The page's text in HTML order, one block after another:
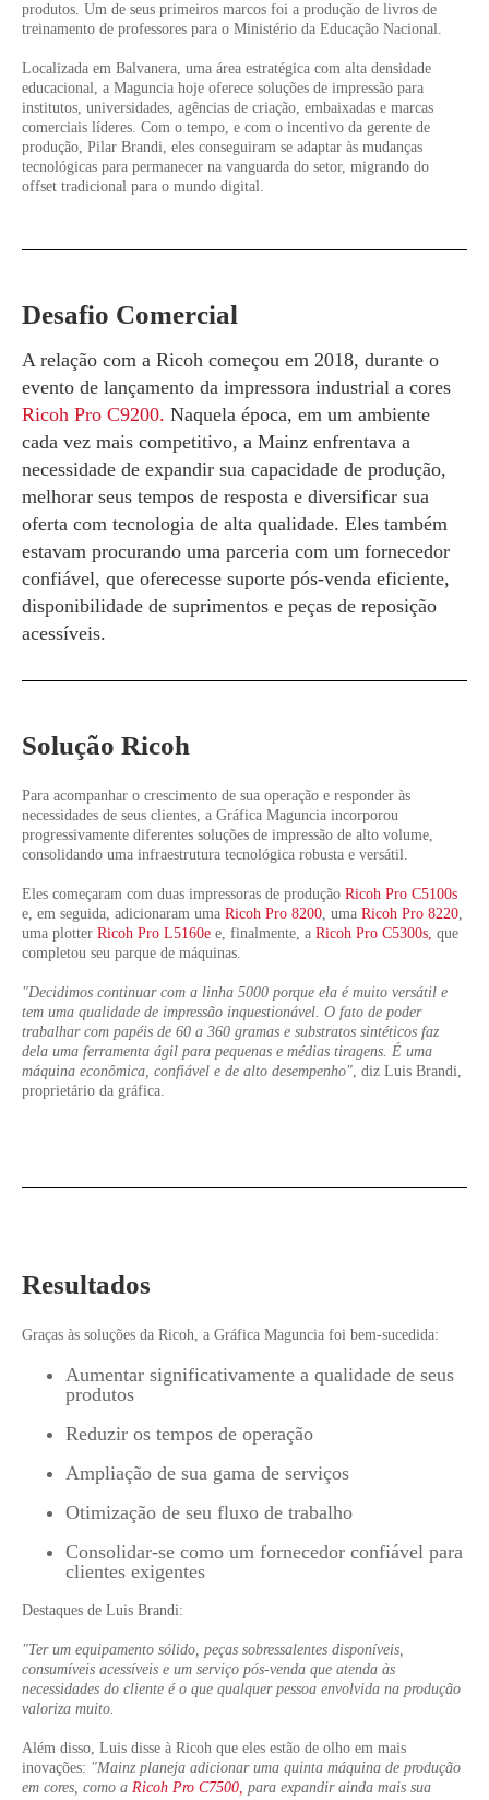
produtos. Um de seus primeiros marcos foi a produção de livros de
treinamento de professores para o Ministério da Educação Nacional.
Localizada em Balvanera, uma área estratégica com alta densidade
educacional, a Maguncia hoje oferece soluções de impressão para
institutos, universidades, agências de criação, embaixadas e marcas
comerciais líderes. Com o tempo, e com o incentivo da gerente de
produção, Pilar Brandi, eles conseguiram se adaptar às mudanças
tecnológicas para permanecer na vanguarda do setor, migrando do
offset tradicional para o mundo digital.
Desafio Comercial
A relação com a Ricoh começou em 2018, durante o
evento de lançamento da impressora industrial a cores
Ricoh Pro C9200. Naquela época, em um ambiente
cada vez mais competitivo, a Mainz enfrentava a
necessidade de expandir sua capacidade de produção,
melhorar seus tempos de resposta e diversificar sua
oferta com tecnologia de alta qualidade. Eles também
estavam procurando uma parceria com um fornecedor
confiável, que oferecesse suporte pós-venda eficiente,
disponibilidade de suprimentos e peças de reposição
acessíveis.
Solução Ricoh
Para acompanhar o crescimento de sua operação e responder às
necessidades de seus clientes, a Gráfica Maguncia incorporou
progressivamente diferentes soluções de impressão de alto volume,
consolidando uma infraestrutura tecnológica robusta e versátil.
Eles começaram com duas impressoras de produção Ricoh Pro C5100s
e, em seguida, adicionaram uma Ricoh Pro 8200, uma Ricoh Pro 8220,
uma plotter Ricoh Pro L5160e e, finalmente, a Ricoh Pro C5300s, que
completou seu parque de máquinas.
"Decidimos continuar com a linha 5000 porque ela é muito versátil e
tem uma qualidade de impressão inquestionável. O fato de poder
trabalhar com papéis de 60 a 360 gramas e substratos sintéticos faz
dela uma ferramenta ágil para pequenas e médias tiragens. É uma
máquina econômica, confiável e de alto desempenho", diz Luis Brandi,
proprietário da gráfica.
Resultados
Graças às soluções da Ricoh, a Gráfica Maguncia foi bem-sucedida:
Aumentar significativamente a qualidade de seus
produtos
Reduzir os tempos de operação
Ampliação de sua gama de serviços
Otimização de seu fluxo de trabalho
Consolidar-se como um fornecedor confiável para
clientes exigentes
Destaques de Luis Brandi:
"Ter um equipamento sólido, peças sobressalentes disponíveis,
consumíveis acessíveis e um serviço pós-venda que atenda às
necessidades do cliente é o que qualquer pessoa envolvida na produção
valoriza muito.
Além disso, Luis disse à Ricoh que eles estão de olho em mais
inovações: "Mainz planeja adicionar uma quinta máquina de produção
em cores, como a Ricoh Pro C7500, para expandir ainda mais sua